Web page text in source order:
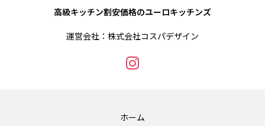
高級キッチン割安価格のユーロキッチンズ
運営会社：株式会社コスパデザイン
ホーム